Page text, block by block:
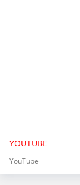
YOUTUBE
YouTube